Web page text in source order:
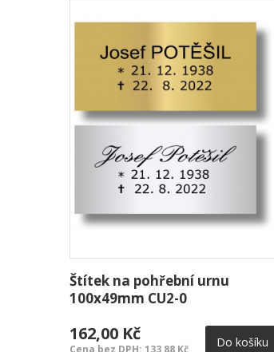
Štítek na pohřební urnu
100x49mm CU2-0
162,00 Kč
Cena bez DPH: 133,88 Kč Do košíku